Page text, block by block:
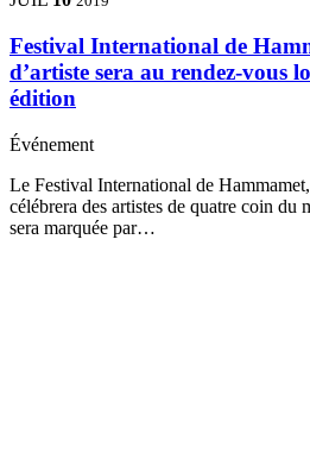
Festival International de
d’artiste sera au rendez-vous
édition
Événement
Le Festival International de
célébrera des artistes de quatre coin du
sera marquée par…